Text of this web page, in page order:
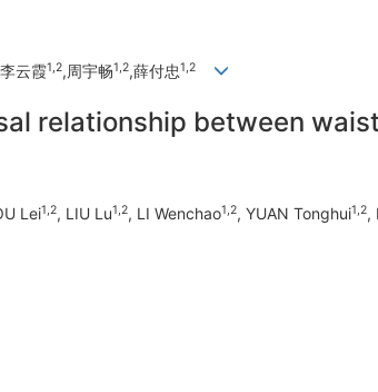
云霞1,2,周宇畅1,2,薛付忠1,2
relationship between
Lei1,2, LIU Lu1,2, LI Wenchao1,2, YUAN Tonghui1,2,